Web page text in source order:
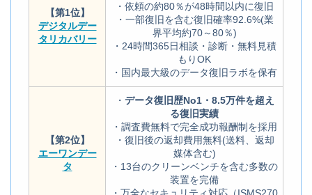
【第1位】
デジタルデー
タリカバリー
・依頼の約80％が48時間以内に復旧
・一部復旧を含む復旧確率92.6%(業
界平均約70～80％)
・24時間365日相談・診断・無料見積
もりOK
・国内最大級のデータ復旧ラボを保有
【第2位】
エーワンデー
タ
・ データ復旧歴No1・8.5万件を超え
る復旧実績
・調査費無料で完全成功報酬制を採用
・復旧後の返却費用無料(送料、返却
媒体含む)
・13台のクリーンベンチを含む多数の
装置を完備